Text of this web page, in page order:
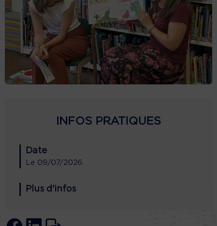
INFOS PRATIQUES
Date
Le 09/07/2026
Plus d'infos